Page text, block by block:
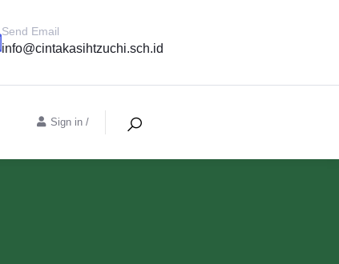
Send Email
info@cintakasihtzuchi.sch.id
Sign in /